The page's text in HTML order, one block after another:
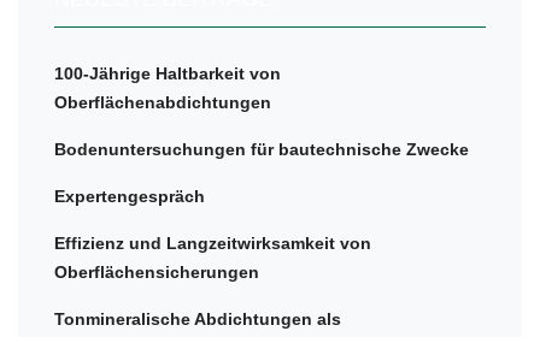
100-Jährige Haltbarkeit von
Oberflächenabdichtungen
Bodenuntersuchungen für bautechnische Zwecke
Expertengespräch
Effizienz und Langzeitwirksamkeit von
Oberflächensicherungen
Tonmineralische Abdichtungen als